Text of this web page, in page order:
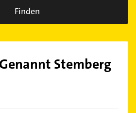
Finden
Stemberg